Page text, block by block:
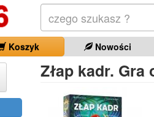
Koszyk Nowości
Złap kadr.